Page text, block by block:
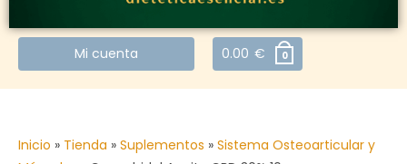
Mi cuenta 0.00 € 0
Inicio » Tienda » Suplementos » Sistema Osteoarticular y